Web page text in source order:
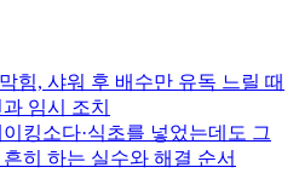
힘, 샤워 후 배수만 유독 느릴 때
임시 조치
킹소다·식초를 넣었는데도 그
히 하는 실수와 해결 순서